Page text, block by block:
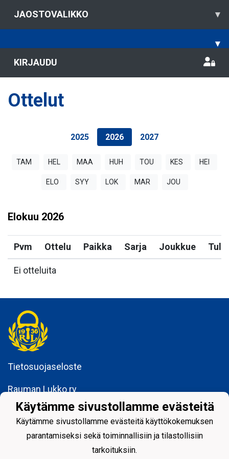
JAOSTOVALIKKO ▾
▾
KIRJAUDU
Ottelut
2025 2026 2027
TAM HEL MAA HUH TOU KES HEI
ELO SYY LOK MAR JOU
Elokuu 2026
Pvm Ottelu Paikka Sarja Joukkue
Ei otteluita
Tietosuojaseloste
Rauman Lukko ry
26100 Rauma
Käytämme sivustollamme evästeitä
Käytämme sivustollamme evästeitä käyttökokemuksen
parantamiseksi sekä toiminnallisiin ja tilastollisiin
tarkoituksiin.